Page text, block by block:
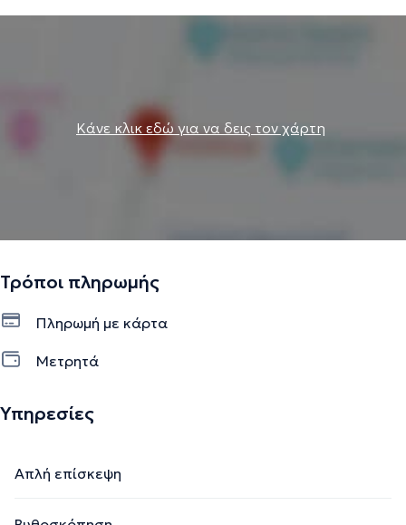
Κάνε κλικ εδώ για να δεις τον χάρτη
Τρόποι πληρωμής
Πληρωμή με κάρτα
Μετρητά
Υπηρεσίες
Απλή επίσκεψη